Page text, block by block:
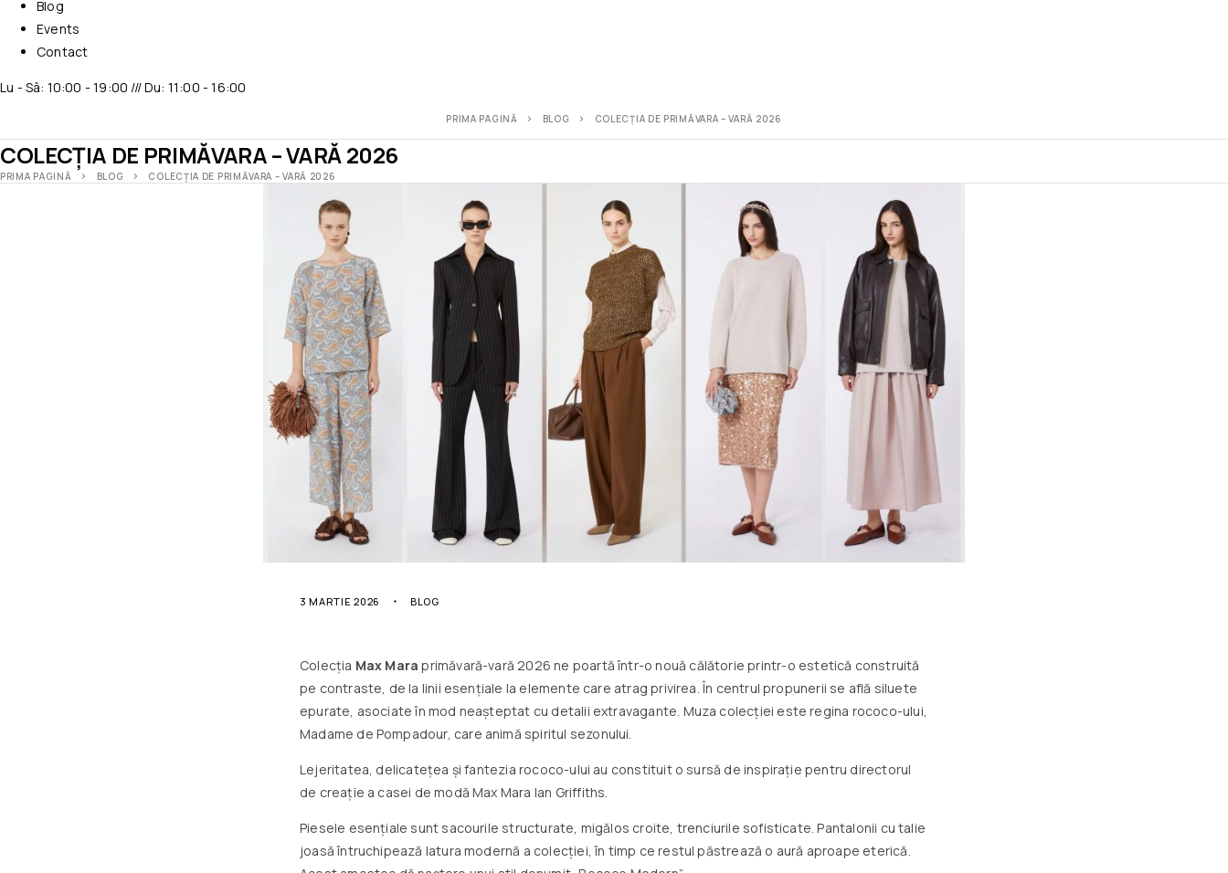
Blog
Events
Contact
Lu - Sâ: 10:00 - 19:00 /// Du: 11:00 - 16:00
PRIMA PAGINĂ BLOG COLECȚIA DE PRIMĂVARA – VARĂ 2026
COLECȚIA DE PRIMĂVARA – VARĂ 2026
PRIMA PAGINĂ BLOG COLECȚIA DE PRIMĂVARA – VARĂ 2026
3 MARTIE 2026 BLOG
Colecția Max Mara primăvară-vară 2026 ne poartă într-o nouă călătorie printr-o estetică construită
pe contraste, de la linii esențiale la elemente care atrag privirea. În centrul propunerii se află siluete
epurate, asociate în mod neașteptat cu detalii extravagante. Muza colecției este regina rococo-ului,
Madame de Pompadour, care animă spiritul sezonului.
Lejeritatea, delicatețea și fantezia rococo-ului au constituit o sursă de inspirație pentru directorul
de creație a casei de modă Max Mara Ian Griffiths.
Piesele esențiale sunt sacourile structurate, migălos croite, trenciurile sofisticate. Pantalonii cu talie
joasă întruchipează latura modernă a colecției, în timp ce restul păstrează o aură aproape eterică.